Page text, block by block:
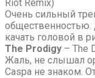
Riot Remix)
Очень сильный
общественностью.
качать головой в
The Prodigy – The
Жаль, не слышал
Caspa не знаком.